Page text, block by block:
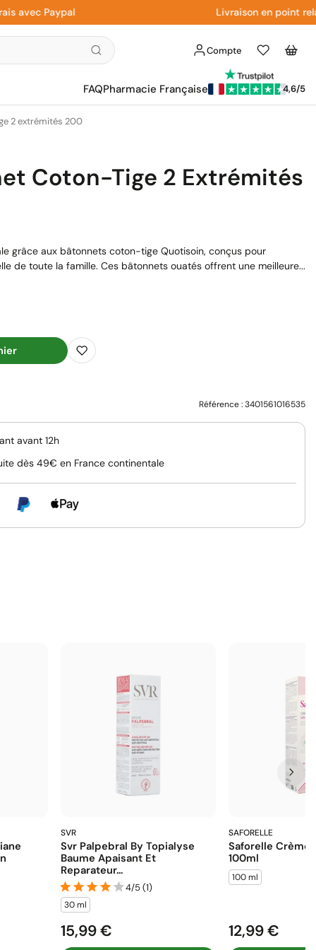
Paypal Livraison en point relais
Compte
Liste
d'envies
Panier
FAQPharmacie Française 4,6/5
2 extrémités 200
Coton-Tige 2 Extrémités
grâce aux bâtonnets coton-tige Quotisoin, conçus pour
de toute la famille. Ces bâtonnets ouatés offrent une meilleure...
Référence :3401561016535
avant 12h
dès 49€ en France continentale
SVR
Svr Palpebral By Topialyse
Baume Apaisant Et
Reparateur...
4/5 (1)
30 ml
Prix
15,99 €
SAFORELLE
Saforelle Crème
100ml
100 ml
Prix
12,99 €